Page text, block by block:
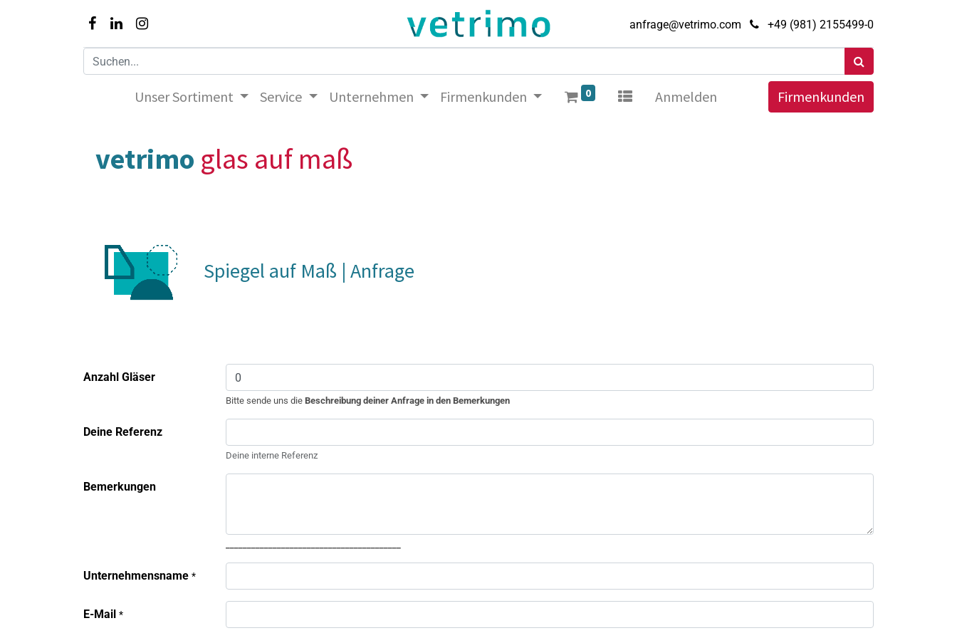
anfrage@vetrimo.com +49 (981) 2155499-0
Unser Sortiment Service Unternehmen Firmenkunden 0 Anmelden Firmenkunden
vetrimo glas auf maß
Spiegel auf Maß | Anfrage
Anzahl Gläser
Bitte sende uns die Beschreibung deiner Anfrage in den Bemerkungen
Deine Referenz
Deine interne Referenz
Bemerkungen
Unternehmensname *
E-Mail *